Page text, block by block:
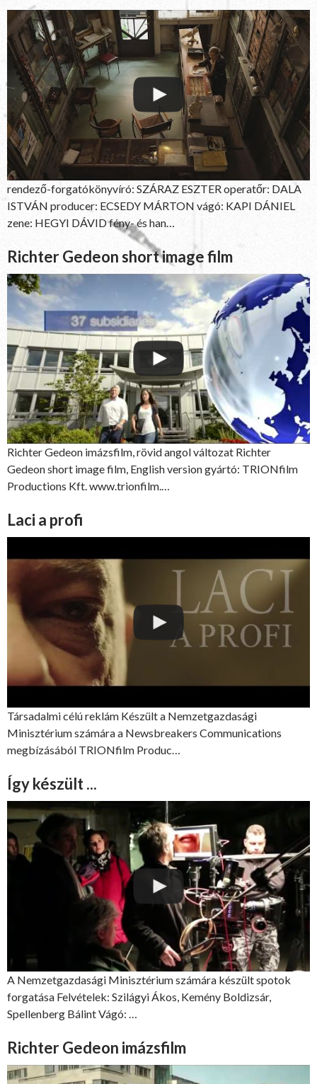
rendező-forgatókönyvíró: SZÁRAZ ESZTER operatőr: DALA
ISTVÁN producer: ECSEDY MÁRTON vágó: KAPI DÁNIEL
zene: HEGYI DÁVID fény- és han…
Richter Gedeon short image film
Richter Gedeon imázsfilm, rövid angol változat Richter
Gedeon short image film, English version gyártó: TRIONfilm
Productions Kft. www.trionfilm.…
Laci a profi
Társadalmi célú reklám Készült a Nemzetgazdasági
Minisztérium számára a Newsbreakers Communications
megbízásából TRIONfilm Produc…
Így készült ...
A Nemzetgazdasági Minisztérium számára készült spotok
forgatása Felvételek: Szilágyi Ákos, Kemény Boldizsár,
Spellenberg Bálint Vágó: …
Richter Gedeon imázsfilm